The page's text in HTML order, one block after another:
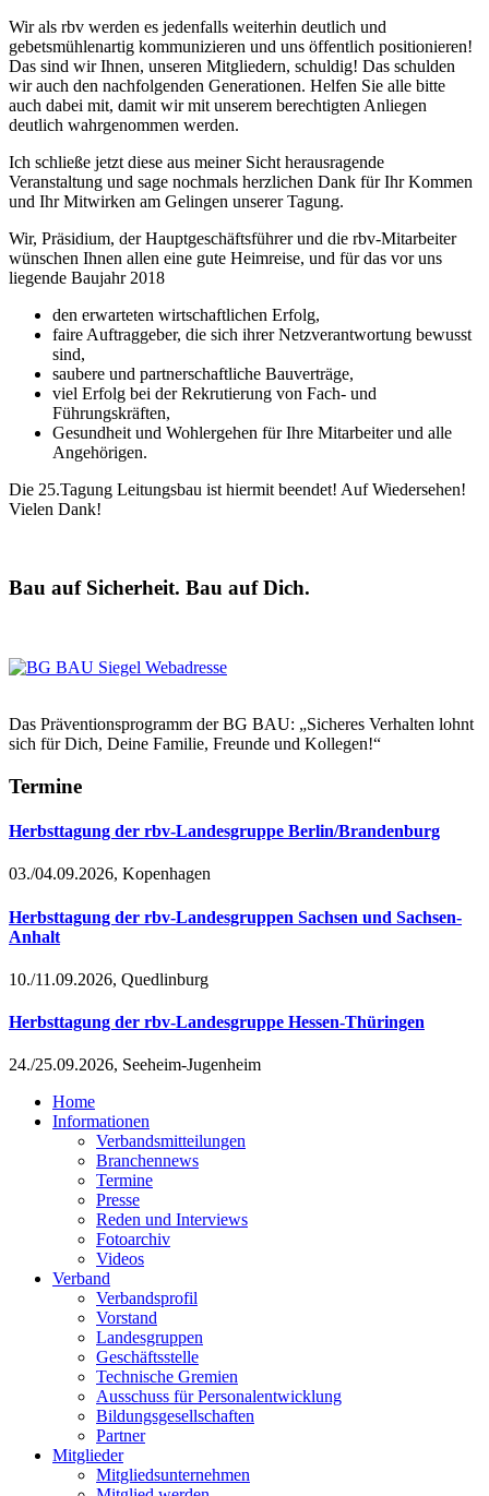
Wir als rbv werden es jedenfalls weiterhin deutlich und
gebetsmühlenartig kommunizieren und uns öffentlich positionieren!
Das sind wir Ihnen, unseren Mitgliedern, schuldig! Das schulden
wir auch den nachfolgenden Generationen. Helfen Sie alle bitte
auch dabei mit, damit wir mit unserem berechtigten Anliegen
deutlich wahrgenommen werden.
Ich schließe jetzt diese aus meiner Sicht herausragende
Veranstaltung und sage nochmals herzlichen Dank für Ihr Kommen
und Ihr Mitwirken am Gelingen unserer Tagung.
Wir, Präsidium, der Hauptgeschäftsführer und die rbv-Mitarbeiter
wünschen Ihnen allen eine gute Heimreise, und für das vor uns
liegende Baujahr 2018
den erwarteten wirtschaftlichen Erfolg,
faire Auftraggeber, die sich ihrer Netzverantwortung bewusst
sind,
saubere und partnerschaftliche Bauverträge,
viel Erfolg bei der Rekrutierung von Fach- und
Führungskräften,
Gesundheit und Wohlergehen für Ihre Mitarbeiter und alle
Angehörigen.
Die 25.Tagung Leitungsbau ist hiermit beendet! Auf Wiedersehen!
Vielen Dank!
Bau auf Sicherheit. Bau auf Dich.
Das Präventionsprogramm der BG BAU: „Sicheres Verhalten lohnt
sich für Dich, Deine Familie, Freunde und Kollegen!“
Termine
Herbsttagung der rbv-Landesgruppe Berlin/Brandenburg
03./04.09.2026, Kopenhagen
Herbsttagung der rbv-Landesgruppen Sachsen und Sachsen-
Anhalt
10./11.09.2026, Quedlinburg
Herbsttagung der rbv-Landesgruppe Hessen-Thüringen
24./25.09.2026, Seeheim-Jugenheim
Home
Informationen
Verbandsmitteilungen
Branchennews
Termine
Presse
Reden und Interviews
Fotoarchiv
Videos
Verband
Verbandsprofil
Vorstand
Landesgruppen
Geschäftsstelle
Technische Gremien
Ausschuss für Personalentwicklung
Bildungsgesellschaften
Partner
Mitglieder
Mitgliedsunternehmen